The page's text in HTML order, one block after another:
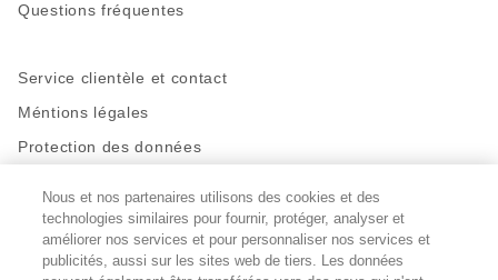
Questions fréquentes
Service clientèle et contact
Méntions légales
Protection des données
Restez en contact!
Facebook
http://twitter.com/migros
https://www.youtube.com/user/
PinterestInstagram
Nous et nos partenaires utilisons des cookies et des
technologies similaires pour fournir, protéger, analyser et
améliorer nos services et pour personnaliser nos services et
publicités, aussi sur les sites web de tiers. Les données